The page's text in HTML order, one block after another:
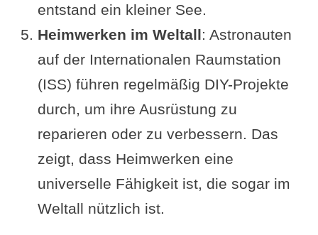
entstand ein kleiner See.
Heimwerken im Weltall: Astronauten
auf der Internationalen Raumstation
(ISS) führen regelmäßig DIY-Projekte
durch, um ihre Ausrüstung zu
reparieren oder zu verbessern. Das
zeigt, dass Heimwerken eine
universelle Fähigkeit ist, die sogar im
Weltall nützlich ist.